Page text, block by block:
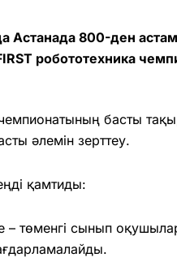
Астанада 800-ден
робототехника
басты
әлемін зерттеу.
қамтиды:
– төменгі сынып